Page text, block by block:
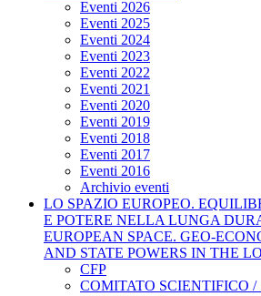
Eventi 2026
Eventi 2025
Eventi 2024
Eventi 2023
Eventi 2022
Eventi 2021
Eventi 2020
Eventi 2019
Eventi 2018
Eventi 2017
Eventi 2016
Archivio eventi
LO SPAZIO EUROPEO.
E POTERE NELLA LUNGA
EUROPEAN SPACE. GEO-
AND STATE POWERS IN THE
CFP
COMITATO SCIENTIFICO /